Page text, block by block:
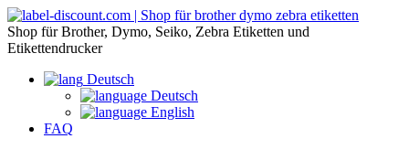
Shop für Brother, Dymo, Seiko, Zebra Etiketten und
Etikettendrucker
Deutsch
Deutsch
English
FAQ